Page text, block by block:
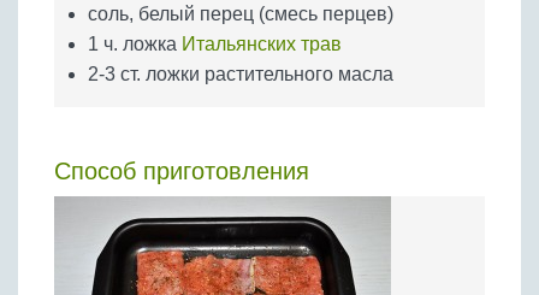
соль, белый перец (смесь перцев)
1 ч. ложка Итальянских трав
2-3 ст. ложки растительного масла
Способ приготовления